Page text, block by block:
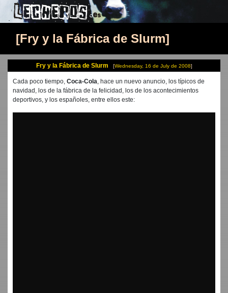
Fry y la Fábrica de Slurm
Fry y la Fábrica de Slurm Wednesday, 16 de July de 2008
Cada poco tiempo, Coca-Cola , hace un nuevo anuncio, los típicos de
navidad, los de la fábrica de la felicidad, los de los acontecimientos
deportivos, y los españoles, entre ellos este: